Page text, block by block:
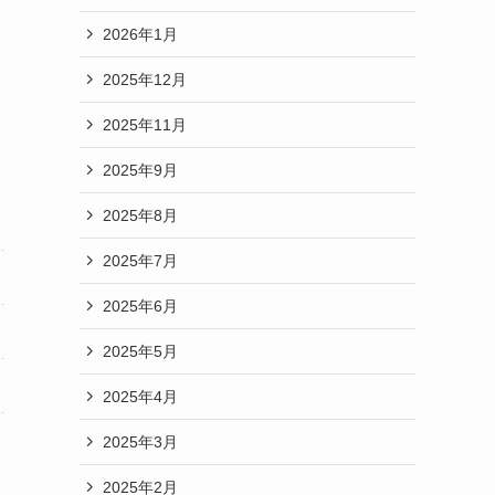
2026年1月
2025年12月
2025年11月
2025年9月
2025年8月
2025年7月
2025年6月
2025年5月
2025年4月
2025年3月
2025年2月